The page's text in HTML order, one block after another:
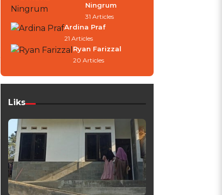
Ningrum
31 Articles
Ardina Praf
21 Articles
Ryan Farizzal
20 Articles
Liks